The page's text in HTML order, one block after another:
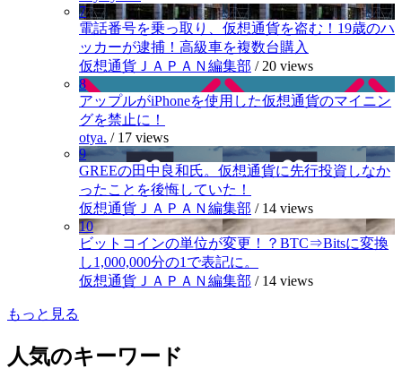
7
電話番号を乗っ取り、仮想通貨を盗む！19歳のハ
ッカーが逮捕！高級車を複数台購入
仮想通貨ＪＡＰＡＮ編集部 / 20 views
8
アップルがiPhoneを使用した仮想通貨のマイニン
グを禁止に！
otya. / 17 views
9
GREEの田中良和氏。仮想通貨に先行投資しなか
ったことを後悔していた！
仮想通貨ＪＡＰＡＮ編集部 / 14 views
10
ビットコインの単位が変更！？BTC⇒Bitsに変換
し1,000,000分の1で表記に。
仮想通貨ＪＡＰＡＮ編集部 / 14 views
もっと見る
人気のキーワード